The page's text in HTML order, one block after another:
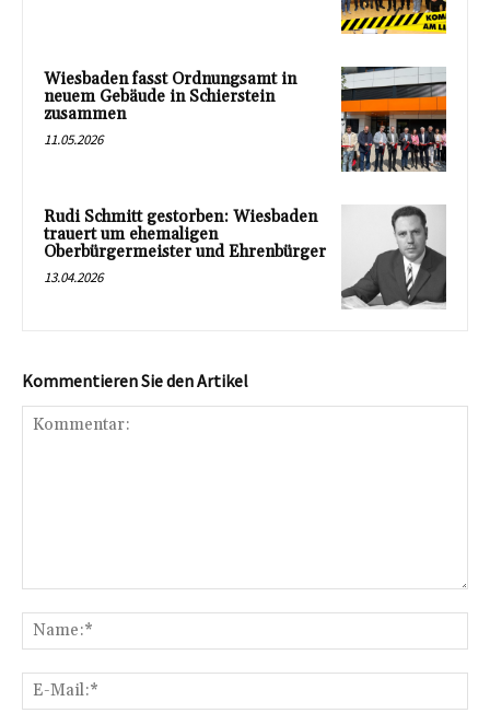
Wiesbaden fasst Ordnungsamt in
neuem Gebäude in Schierstein
zusammen
11.05.2026
Rudi Schmitt gestorben: Wiesbaden
trauert um ehemaligen
Oberbürgermeister und Ehrenbürger
13.04.2026
Kommentieren Sie den Artikel